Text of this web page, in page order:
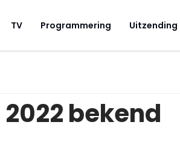
TV Programmering Uitzending
bekend